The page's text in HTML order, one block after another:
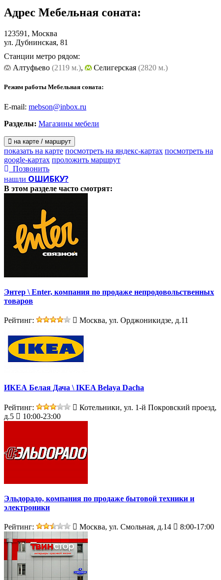
Адрес Мебельная соната:
123591, Москва
ул. Дубнинская, 81
Станции метро рядом:
Алтуфьево (2119 м.), Селигерская (2820 м.)
Режим работы Мебельная соната:
E-mail: mebson@inbox.ru
Разделы: Магазины мебели
на карте / маршрут
показать на карте посмотреть на яндекс-картах посмотреть на
google-картах проложить маршрут
Позвонить
нашли ОШИБКУ?
В этом разделе часто смотрят:
Энтер \ Enter, компания по продаже непродовольственных
товаров
Рейтинг: Москва, ул. Орджоникидзе, д.11
ИКЕА Белая Дача \ IKEA Belaya Dacha
Рейтинг:
Котельники, ул. 1-й Покровский проезд,
д.5
10:00-23:00
Эльдорадо, компания по продаже бытовой техники и
электроники
Рейтинг: Москва, ул. Смольная, д.14 8:00-17:00